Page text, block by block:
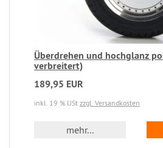
Überdrehen und hochglanz
verbreitert)
189,95 EUR
inkl. 19 % USt zzgl. Versandkosten
mehr...